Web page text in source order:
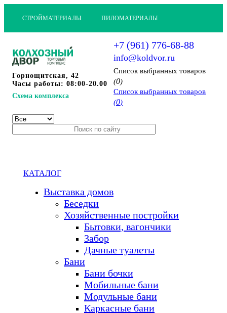
СТРОЙМАТЕРИАЛЫ ПИЛОМАТЕРИАЛЫ
Горнощитская, 42
Часы работы: 08:00-20.00
Схема комплекса
+7 (961) 776-68-88
info@koldvor.ru
Cписок выбранных товаров
(0)
Cписок выбранных товаров
(0)
КАТАЛОГ
Выставка домов
Беседки
Хозяйственные постройки
Бытовки, вагончики
Забор
Дачные туалеты
Бани
Бани бочки
Мобильные бани
Модульные бани
Каркасные бани